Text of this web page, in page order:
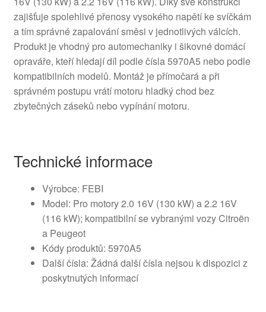
zajišťuje spolehlivé přenosy vysokého napětí ke svíčkám
a tím správné zapalování směsi v jednotlivých válcích.
Produkt je vhodný pro automechaniky i šikovné domácí
opraváře, kteří hledají díl podle čísla 5970A5 nebo podle
kompatibilních modelů. Montáž je přímočará a při
správném postupu vrátí motoru hladký chod bez
zbytečných záseků nebo vypínání motoru.
Technické informace
Výrobce: FEBI
Model: Pro motory 2.0 16V (130 kW) a 2.2 16V
(116 kW); kompatibilní se vybranými vozy Citroën
a Peugeot
Kódy produktů: 5970A5
Další čísla: Žádná další čísla nejsou k dispozici z
poskytnutých informací